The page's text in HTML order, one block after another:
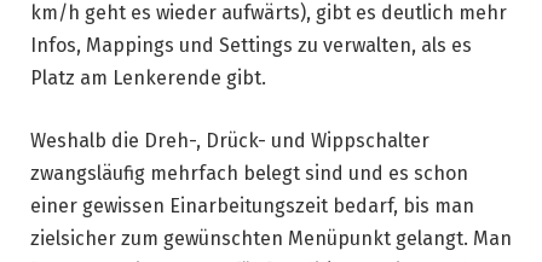
km/h geht es wieder aufwärts), gibt es deutlich mehr
Infos, Mappings und Settings zu verwalten, als es
Platz am Lenkerende gibt.
Weshalb die Dreh-, Drück- und Wippschalter
zwangsläufig mehrfach belegt sind und es schon
einer gewissen Einarbeitungszeit bedarf, bis man
zielsicher zum gewünschten Menüpunkt gelangt. Man